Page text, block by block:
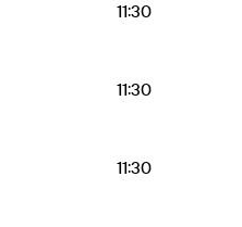
11:30
11:30
11:30